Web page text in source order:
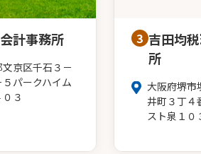
計事務所
京区千石３－
５パークハイム
３
3 吉田均
所
大阪府堺市
井町３丁４
スト泉１０